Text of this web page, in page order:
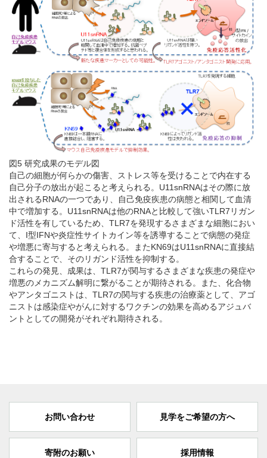
図5 研究成果のモデル図
自己の細胞が何らかの傷害、ストレス等を受けることで内在する
自己分子の放出が起こると考えられる。U11snRNAはその際に放
出されるRNAの一つであり、自己免疫疾患の病態と相関して血清
中で増加する。U11snRNAは他のRNAと比較して強いTLR7リガン
ド活性を有しているため、TLR7を発現するさまざまな細胞におい
て、I型IFNや炎症性サイトカイン等を誘導することで病態の発症
や増悪に寄与すると考えられる。またKN69はU11snRNAに直接結
合することで、そのリガンド活性を抑制する。
これらの発見、成果は、TLR7が関与するさまざまな疾患の発症や
増悪のメカニズム解明に繋がることが期待される。また、化合物
やアンタゴニストは、TLR7の関与する疾患の治療薬として、アゴ
ニストは感染症やがんに対するワクチンの効果を高めるアジュバ
ントとしての開発がそれぞれ期待される。
お問い合わせ 見学をご希望の方へ
寄附のお願い 採用情報